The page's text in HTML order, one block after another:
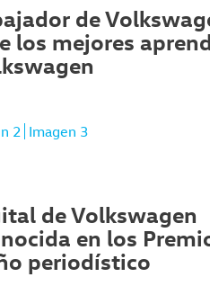
de
los mejores
2 Imagen 3
de Volkswagen
en los
periodístico